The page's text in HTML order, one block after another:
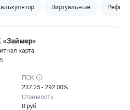
предлагает абсолютно
И для этого не нужно
для посещения банка, все
из дома.
Виртуальные
карта
ПСК
237.25 - 292.00%
Стоимость
0 руб.